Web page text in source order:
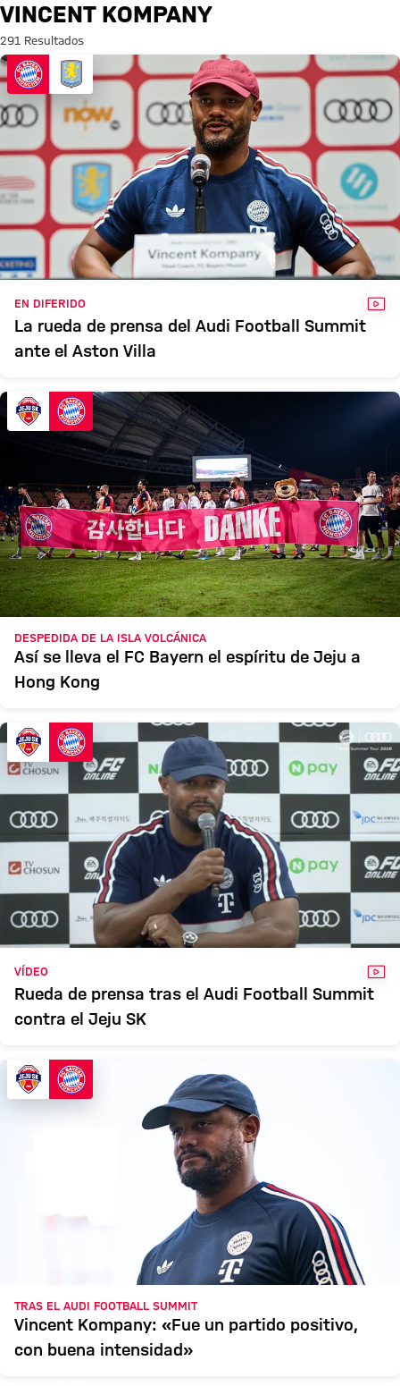
Búsqueda: Vincent Kompany
VINCENT KOMPANY
291 Resultados
EN DIFERIDO
La rueda de prensa del Audi Football Summit
ante el Aston Villa
DESPEDIDA DE LA ISLA VOLCÁNICA
Así se lleva el FC Bayern el espíritu de Jeju a
Hong Kong
VÍDEO
Rueda de prensa tras el Audi Football Summit
contra el Jeju SK
TRAS EL AUDI FOOTBALL SUMMIT
Vincent Kompany: «Fue un partido positivo,
con buena intensidad»